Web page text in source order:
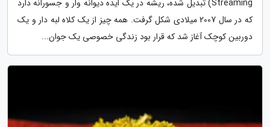
Streaming) تبدیل شده، ریشه در یک ایده دیوانه وار و جسورانه دارد
که در سال 2007 میلادی شکل گرفت. همه چیز از یک کلاه لبه دار و یک
دوربین کوچک آغاز شد که قرار بود زندگی خصوصی یک جوان...